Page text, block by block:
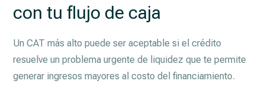
con tu flujo de caja
Un CAT más alto puede ser aceptable si el crédito
resuelve un problema urgente de liquidez que te permite
generar ingresos mayores al costo del financiamiento.